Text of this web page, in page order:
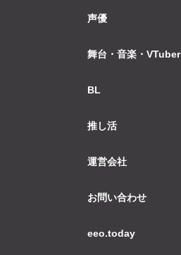
声優
舞台・音楽・VTuber
BL
推し活
運営会社
お問い合わせ
eeo.today